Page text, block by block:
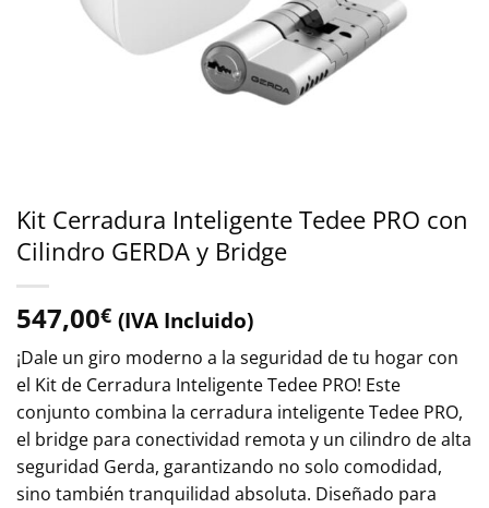
Kit Cerradura Inteligente Tedee PRO con
Cilindro GERDA y Bridge
547,00€ (IVA Incluido)
¡Dale un giro moderno a la seguridad de tu hogar con
el Kit de Cerradura Inteligente Tedee PRO! Este
conjunto combina la cerradura inteligente Tedee PRO,
el bridge para conectividad remota y un cilindro de alta
seguridad Gerda, garantizando no solo comodidad,
sino también tranquilidad absoluta. Diseñado para